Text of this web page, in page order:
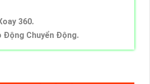
360.
Động Chuyển Động.